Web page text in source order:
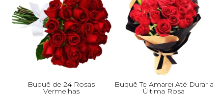
Buquê de 24 Rosas
Vermelhas
Buquê Te Amarei Até Durar a
Última Rosa